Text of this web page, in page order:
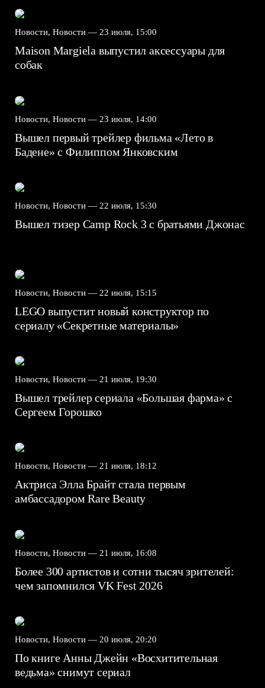
Новости, Новости — 23 июля, 15:00
Maison Margiela выпустил аксессуары для
собак
Новости, Новости — 23 июля, 14:00
Вышел первый трейлер фильма «Лето в
Бадене» с Филиппом Янковским
Новости, Новости — 22 июля, 15:30
Вышел тизер Camp Rock 3 с братьями Джонас
Новости, Новости — 22 июля, 15:15
LEGO выпустит новый конструктор по
сериалу «Секретные материалы»
Новости, Новости — 21 июля, 19:30
Вышел трейлер сериала «Большая фарма» с
Сергеем Горошко
Новости, Новости — 21 июля, 18:12
Актриса Элла Брайт стала первым
амбассадором Rare Beauty
Новости, Новости — 21 июля, 16:08
Более 300 артистов и сотни тысяч зрителей:
чем запомнился VK Fest 2026
Новости, Новости — 20 июля, 20:20
По книге Анны Джейн «Восхитительная
ведьма» снимут сериал